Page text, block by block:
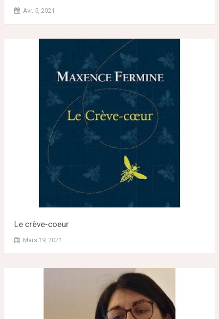
Avr. 5, 2021
Le crève-coeur
Mars 19, 2021